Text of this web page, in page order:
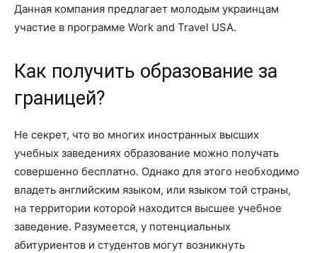
Данная компания предлагает молодым украинцам
участие в программе Work and Travel USA.
Как получить образование за
границей?
Не секрет, что во многих иностранных высших
учебных заведениях образование можно получать
совершенно бесплатно. Однако для этого необходимо
владеть английским языком, или языком той страны,
на территории которой находится высшее учебное
заведение. Разумеется, у потенциальных
абитуриентов и студентов могут возникнуть